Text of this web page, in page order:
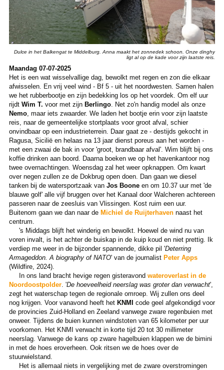
Dulce in het Balkengat te Middelburg. Anna maakt het zonnedek schoon. Onze dinghy
ligt al op de kade voor zijn laatste reis.
Maandag 07-07-2025
Het is een wat wisselvallige dag, bewolkt met regen en zon die elkaar
afwisselen. En vrij veel wind - Bf 5 - uit het noordwesten. Samen halen
we het rubberbootje en zijn bedekking los op het voordek. Om elf uur
rijdt Wim T. voor met zijn Berlingo. Net zo'n handig model als onze
Nemo, maar iets zwaarder. We laden het bootje erin voor zijn laatste
reis, naar de gemeentelijke stortplaats voor groot afval, schier
onvindbaar op een industrieterrein. Daar gaat ze - destijds gekocht in
Ragusa, Sicilië en helaas na 13 jaar dienst poreus aan het worden -
met een zwaai de bak in voor 'groot, brandbaar afval'. Wim blijft bij ons
koffie drinken aan boord. Daarna boeken we op het havenkantoor nog
twee overnachtingen. Woensdag zal het weer opknappen. Om kwart
over negen zullen ze de Dokbrug open doen. Dan gaan we diesel
tanken bij de watersportzaak van Jos Booneen om 10.37 uur met 'de
blauwe golf' alle vijf bruggen over het Kanaal door Walcheren achtereen
passeren naar de zeesluis van Vlissingen. Kost ruim een uur.
Buitenom gaan we dan naar de Michiel de Ruijterhavennaast het
centrum.
's Middags blijft het winderig en bewolkt. Hoewel de wind nu van
voren invalt, is het achter de buiskap in de kuip koud en niet prettig. Ik
verdiep me weer in de bijzonder spannende, dikke pil 'Deterring
Armageddon. A biography of NATO' van de journalist Peter Apps
(Wildfire, 2024).
In ons land bracht hevige regen gisteravond wateroverlast in de
Noordoostpolder. 'De hoeveelheid neerslag was groter dan verwacht',
zegt het waterschap tegen de regionale omroep. Wij zullen ons deel
nog krijgen. Voor vanavond heeft het KNMI
code geel afgekondigd voor
de provincies Zuid-Holland en Zeeland vanwege zware regenbuien met
onweer. Tijdens de buien kunnen windstoten van 65 kilometer per uur
voorkomen. Het KNMI verwacht in korte tijd 20 tot 30 millimeter
neerslag. Vanwege de kans op zware hagelbuien klappen we de bimini
in met de hoes eroverheen. Ook ritsen we de hoes over de
stuurwielstand.
Het is allemaal niets in vergelijking met de zware overstromingen